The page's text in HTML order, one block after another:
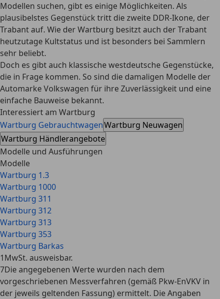
Modellen suchen, gibt es einige Möglichkeiten. Als
plausibelstes Gegenstück tritt die zweite DDR-Ikone, der
Trabant auf. Wie der Wartburg besitzt auch der Trabant
heutzutage Kultstatus und ist besonders bei Sammlern
sehr beliebt.
Doch es gibt auch klassische westdeutsche Gegenstücke,
die in Frage kommen. So sind die damaligen Modelle der
Automarke Volkswagen für ihre Zuverlässigkeit und eine
einfache Bauweise bekannt.
Interessiert am Wartburg
Wartburg GebrauchtwagenWartburg Neuwagen
Wartburg Händlerangebote
Modelle und Ausführungen
Modelle
Wartburg 1.3
Wartburg 1000
Wartburg 311
Wartburg 312
Wartburg 313
Wartburg 353
Wartburg Barkas
1MwSt. ausweisbar.
7Die angegebenen Werte wurden nach dem
vorgeschriebenen Messverfahren (gemäß Pkw-EnVKV in
der jeweils geltenden Fassung) ermittelt. Die Angaben